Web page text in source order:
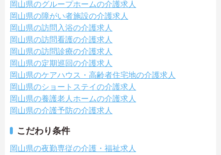
岡山県のグループホームの介護求人
岡山県の障がい者施設の介護求人
岡山県の訪問入浴の介護求人
岡山県の訪問看護の介護求人
岡山県の訪問診療の介護求人
岡山県の定期巡回の介護求人
岡山県のケアハウス・高齢者住宅地の介護求人
岡山県のショートステイの介護求人
岡山県の養護老人ホームの介護求人
岡山県の介護予防の介護求人
こだわり条件
岡山県の夜勤専従の介護・福祉求人